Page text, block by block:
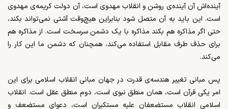
آینده‌­اش آن آینده­‌ی روشن و انقلاب مهدوی است، آن دولت کریمه­‌ی مهدوی
است. این باید به آن متصل شود بنابراین هیچ‌وقت آشتی نمی­‌تواند بکند،
حتی اگر مذاکره هم بکند مذاکره با یک دشمن سرسخت است. از مذاکره هم
برای حذف طرف مقابل استفاده می­‌کند، همچنان که دشمن ما این کار را
می­‌کند.
پس مبانی تغییر هندسه­‌ی قدرت در جهان مبانی انقلاب اسلامی برای این
امر یکی قرآن است، همان منطق نبوی است، دوم منطق عقل است. انقلاب
اسلامی انقلاب مستضعفان علیه مستکبران است، دعوای مستضعف و